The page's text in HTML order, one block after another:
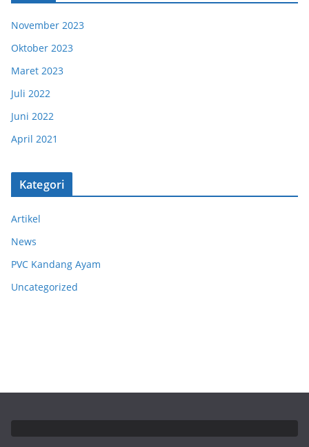
November 2023
Oktober 2023
Maret 2023
Juli 2022
Juni 2022
April 2021
Kategori
Artikel
News
PVC Kandang Ayam
Uncategorized